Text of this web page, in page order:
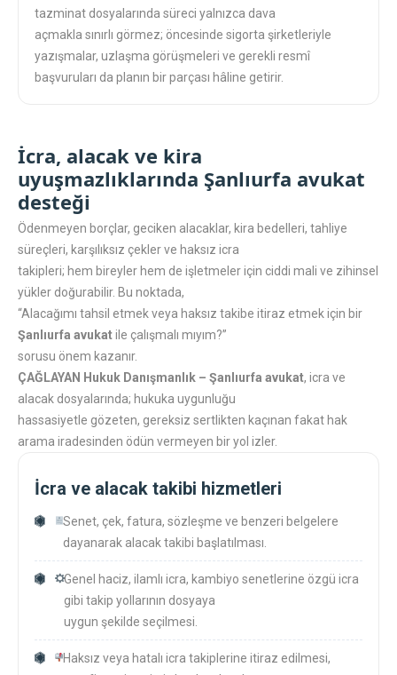
tazminat dosyalarında süreci yalnızca dava
açmakla sınırlı görmez; öncesinde sigorta şirketleriyle
yazışmalar, uzlaşma görüşmeleri ve gerekli resmî
başvuruları da planın bir parçası hâline getirir.
İcra, alacak ve kira
uyuşmazlıklarında Şanlıurfa avukat
desteği
Ödenmeyen borçlar, geciken alacaklar, kira bedelleri, tahliye
süreçleri, karşılıksız çekler ve haksız icra
takipleri; hem bireyler hem de işletmeler için ciddi mali ve zihinsel
yükler doğurabilir. Bu noktada,
“Alacağımı tahsil etmek veya haksız takibe itiraz etmek için bir
Şanlıurfa avukatile çalışmalı mıyım?”
sorusu önem kazanır.
ÇAĞLAYAN Hukuk Danışmanlık – Şanlıurfa avukat, icra ve
alacak dosyalarında; hukuka uygunluğu
hassasiyetle gözeten, gereksiz sertlikten kaçınan fakat hak
arama iradesinden ödün vermeyen bir yol izler.
İcra ve alacak takibi hizmetleri
Senet, çek, fatura, sözleşme ve benzeri belgelere
dayanarak alacak takibi başlatılması.
Genel haciz, ilamlı icra, kambiyo senetlerine özgü icra
gibi takip yollarının dosyaya
uygun şekilde seçilmesi.
Haksız veya hatalı icra takiplerine itiraz edilmesi,